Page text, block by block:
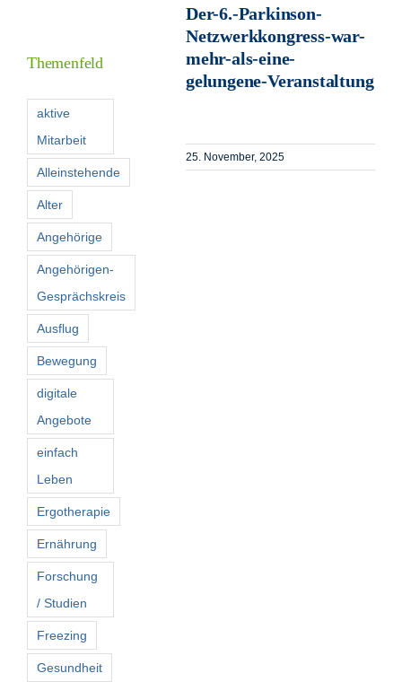
Kontakt
Suche
nach:
Der-6.-Parkinson-
Netzwerkkongress-war-
mehr-als-eine-
gelungene-Veranstaltung
25. November, 2025
Themenfeld
aktive
Mitarbeit
Alleinstehende
Alter
Angehörige
Angehörigen-
Gesprächskreis
Ausflug
Bewegung
digitale
Angebote
einfach
Leben
Ergotherapie
Ernährung
Forschung
/ Studien
Freezing
Gesundheit